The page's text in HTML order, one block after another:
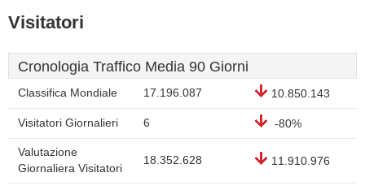
Visitatori
Cronologia Traffico Media 90 Giorni
Classifica Mondiale 17.196.087 10.850.143
Visitatori Giornalieri 6 -80%
Valutazione
Giornaliera Visitatori
18.352.628 11.910.976